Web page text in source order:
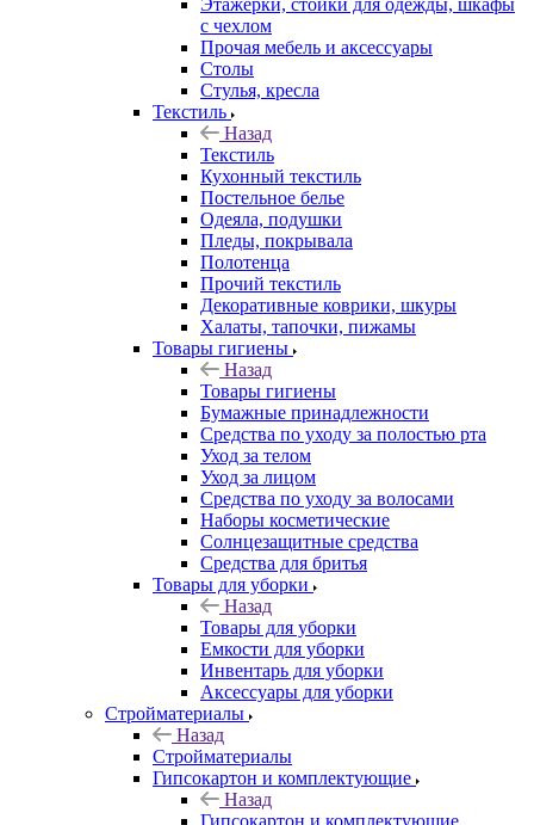
Этажерки, стойки для одежды, шкафы
с чехлом
Прочая мебель и аксессуары
Столы
Стулья, кресла
Текстиль
Назад
Текстиль
Кухонный текстиль
Постельное белье
Одеяла, подушки
Пледы, покрывала
Полотенца
Прочий текстиль
Декоративные коврики, шкуры
Халаты, тапочки, пижамы
Товары гигиены
Назад
Товары гигиены
Бумажные принадлежности
Средства по уходу за полостью рта
Уход за телом
Уход за лицом
Средства по уходу за волосами
Наборы косметические
Солнцезащитные средства
Средства для бритья
Товары для уборки
Назад
Товары для уборки
Емкости для уборки
Инвентарь для уборки
Аксессуары для уборки
Стройматериалы
Назад
Стройматериалы
Гипсокартон и комплектующие
Назад
Гипсокартон и комплектующие